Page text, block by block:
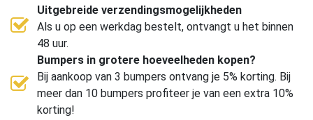
Uitgebreide verzendingsmogelijkheden
Als u op een werkdag bestelt, ontvangt u het binnen
48 uur.
Bumpers in grotere hoeveelheden kopen?
Bij aankoop van 3 bumpers ontvang je 5% korting. Bij
meer dan 10 bumpers profiteer je van een extra 10%
korting!